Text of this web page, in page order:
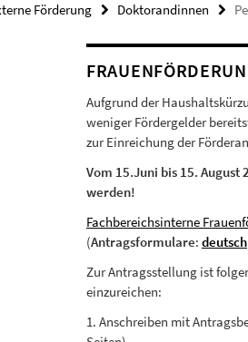
Förderung Doktorandinnen
Aufgrund der
weniger Fördergelder
zur Einreichung der
Vom 15.Juni bis 15.
werden!
Fachbereichsinterne
(Antragsformulare:deutsch
Zur Antragsstellung ist
einzureichen:
1. Anschreiben mit